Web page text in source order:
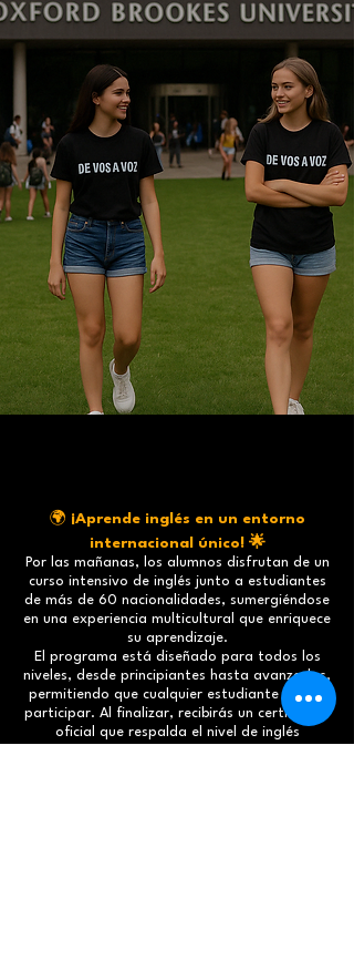
🌍 ¡Aprende inglés en un entorno
internacional único! 🌟
Por las mañanas, los alumnos disfrutan de un
curso intensivo de inglés junto a estudiantes
de más de 60 nacionalidades, sumergiéndose
en una experiencia multicultural que enriquece
su aprendizaje.
El programa está diseñado para todos los
niveles, desde principiantes hasta avanzados,
permitiendo que cualquier estudiante pueda
participar. Al finalizar, recibirás un certificado
oficial que respalda el nivel de inglés